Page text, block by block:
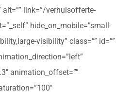
alt=”” link=”/verhuisofferte-
hide_on_mobile=”small-
visibility” class=”” id=””
animation_offset=””